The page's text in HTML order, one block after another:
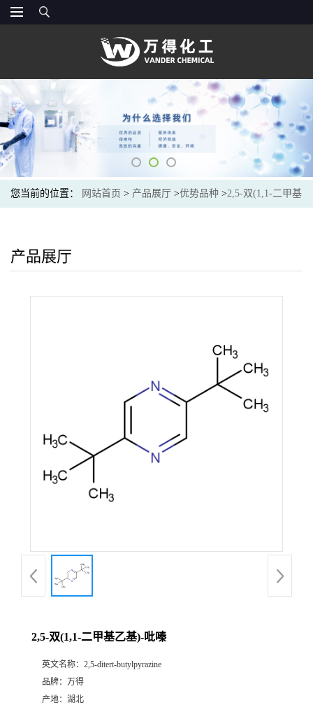
您当前的位置： 网站首页 > 产品展厅 >优势品种 >2,5-双(1,1-二甲基
产品展厅
2,5-双(1,1-二甲基乙基)-吡嗪
英文名称： 2,5-ditert-butylpyrazine
品牌： 万得
产地： 湖北